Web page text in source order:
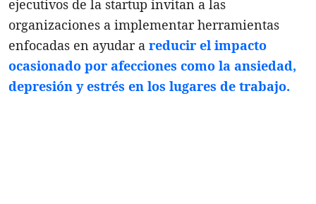
ejecutivos de la startup invitan a las
organizaciones a implementar herramientas
enfocadas en ayudar a reducir el impacto
ocasionado por afecciones como la ansiedad,
depresión y estrés en los lugares de trabajo.